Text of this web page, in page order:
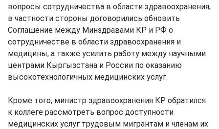
вопросы сотрудничества в области здравоохранения,
в частности стороны договорились обновить
Соглашение между Минздравами КР и РФ о
сотрудничестве в области здравоохранения и
медицины, а также усилить работу между научными
центрами Кыргызстана и России по оказанию
высокотехнологичных медицинских услуг.
Кроме того, министр здравоохранения КР обратился
к коллеге рассмотреть вопрос доступности
медицинских услуг трудовым мигрантам и членам их